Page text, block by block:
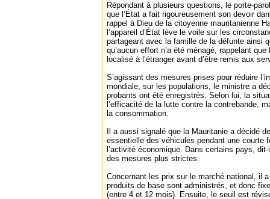
Répondant à plusieurs questions, le porte-
que l’État a fait rigoureusement son devoir
rappel à Dieu de la citoyenne mauritanienne
l’appareil d’État lève le voile sur les
partageant avec la famille de la défunte ainsi
qu’aucun effort n’a été ménagé, rappelant
localisé à l’étranger avant d’être remis aux
S’agissant des mesures prises pour réduire
mondiale, sur les populations, le ministre a
probants ont été enregistrés. Selon lui, la
l’efficacité de la lutte contre la contrebande,
la consommation.
Il a aussi signalé que la Mauritanie a décidé
essentielle des véhicules pendant une courte
l’activité économique. Dans certains pays,
des mesures plus strictes.
Concernant les prix sur le marché national, il
produits de base sont administrés, et donc
(entre 4 et 12 mois). Ensuite, le seuil est